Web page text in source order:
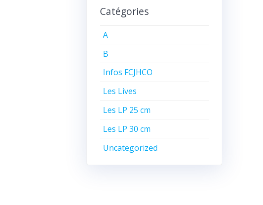
Catégories
A
B
Infos FCJHCO
Les Lives
Les LP 25 cm
Les LP 30 cm
Uncategorized